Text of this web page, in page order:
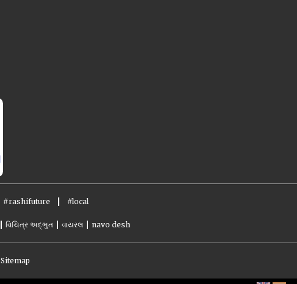
#rashifuture #local
વિચિત્ર અદ્ભુત વાયરલ navo desh
Sitemap